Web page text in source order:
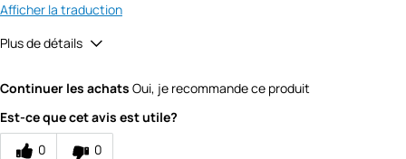
Afficher la traduction
Plus de détails
Quality
Value
Continuer les achats Oui, je recommande ce produit
Est-ce que cet avis est utile?
0
0